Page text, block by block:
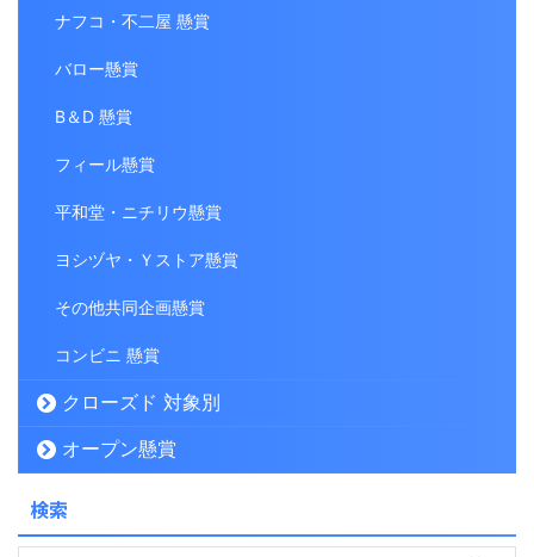
ナフコ・不二屋 懸賞
バロー懸賞
B＆D 懸賞
フィール懸賞
平和堂・ニチリウ懸賞
ヨシヅヤ・Ｙストア懸賞
その他共同企画懸賞
コンビニ 懸賞
クローズド 対象別
オープン懸賞
検索